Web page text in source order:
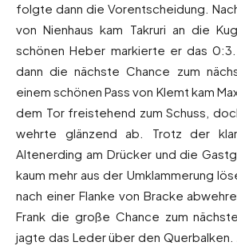
folgte dann die Vorentscheidung.
von Nienhaus kam Takruri an die
schönen Heber markierte er das
dann die nächste Chance zum
einem schönen Pass von Klemt kam
dem Tor freistehend zum Schuss,
wehrte glänzend ab. Trotz der
Altenerding am Drücker und die
kaum mehr aus der Umklammerung
nach einer Flanke von Bracke
Frank die große Chance zum
jagte das Leder über den Querbalken.